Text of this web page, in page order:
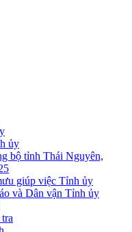
ủy
bộ tỉnh Thái Nguyên,
giúp việc Tỉnh ủy
và Dân vận Tỉnh ủy